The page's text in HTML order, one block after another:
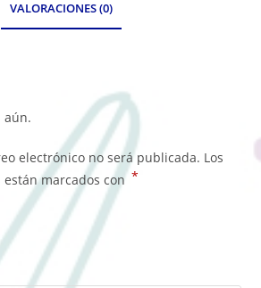
VALORACIONES (0)
aún.
electrónico no será publicada. Los
marcados con *